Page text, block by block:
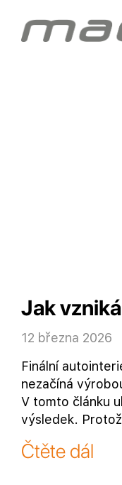
Jak
12 března 2026
Finální
nezačíná
V tomto článku
výsledek.
Čtěte dál